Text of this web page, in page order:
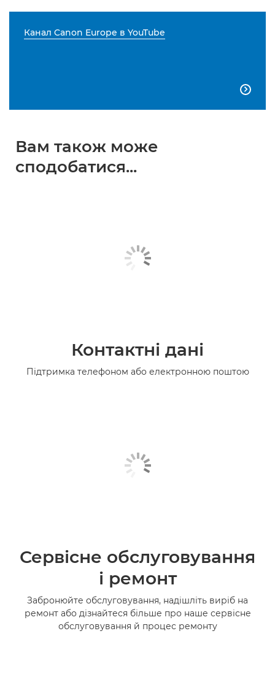
Канал Canon Europe в YouTube

Вам також може
сподобатися...
Контактні дані
Підтримка телефоном або електронною поштою
Сервісне обслуговування
і ремонт
Забронюйте обслуговування, надішліть виріб на
ремонт або дізнайтеся більше про наше сервісне
обслуговування й процес ремонту